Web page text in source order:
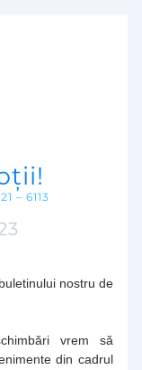
– 6113
nostru de
vrem să
din cadrul